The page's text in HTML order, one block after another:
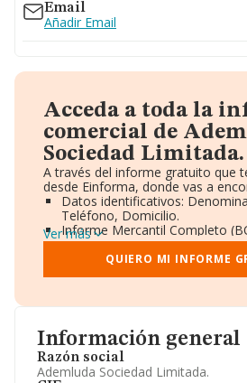
Información general
Razón social
Ademluda Sociedad Limitada.
Email
Añadir Email
Acceda a toda la
comercial de
Sociedad Limitada.
A través del informe gratuito que
desde Einforma, donde vas a
Datos identificativos:
Teléfono, Domicilio.
Informe Mercantil Completo
Gráficos de Evolución Ventas y
Consejo de Administración y
Directivos y Ejecutivos.
Información oficial y registral
Ver más
QUIERO MI INFORME